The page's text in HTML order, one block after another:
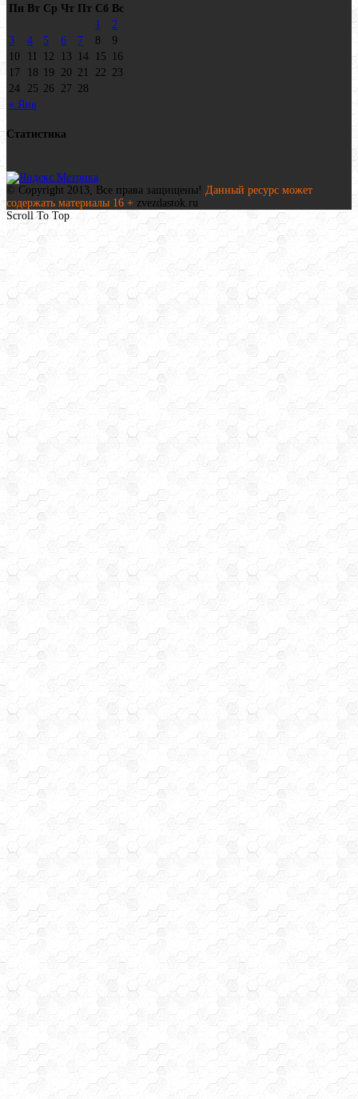
Пн Вт Ср Чт Пт Сб Вс
« Янв
1
2
3
4 5 6 7 8
9
10
11 12 13 14 15
16
17
18 19 20 21 22 23
24
25 26 27 28
Статистика
© Copyright 2013, Все права защищены! Данный ресурс может
содержать материалы 16 + zvezdastok.ru
Scroll To Top